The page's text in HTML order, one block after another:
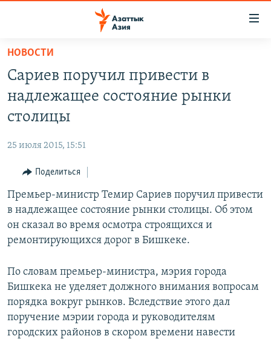
Вернуться
основному
содержанию
главной
Вернутся
поиску
КАЗАХСТАН
ТАДЖИКИСТАН
НОВОСТИ
КЫРГЫЗЧА
ЎЗБЕКЧА
ТОҶИКӢ
TÜRKMENÇE
НОВОСТИ
Сариев поручил привести в
надлежащее состояние рынки
столицы
25 июля 2015, 15:51
Поделиться
Премьер-министр Темир Сариев поручил привести
в надлежащее состояние рынки столицы. Об этом
он сказал во время осмотра строящихся и
ремонтирующихся дорог в Бишкеке.
По словам премьер-министра, мэрия города
Бишкека не уделяет должного внимания вопросам
порядка вокруг рынков. Вследствие этого дал
поручение мэрии города и руководителям
городских районов в скором времени навести